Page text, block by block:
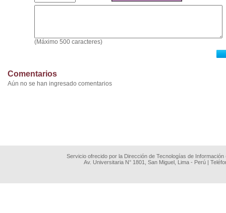
(Máximo 500 caracteres)
Comentarios
Aún no se han ingresado comentarios
Servicio ofrecido por la Dirección de Tecnologías de
Av. Universitaria N° 1801, San Miguel, Lima - Perú |